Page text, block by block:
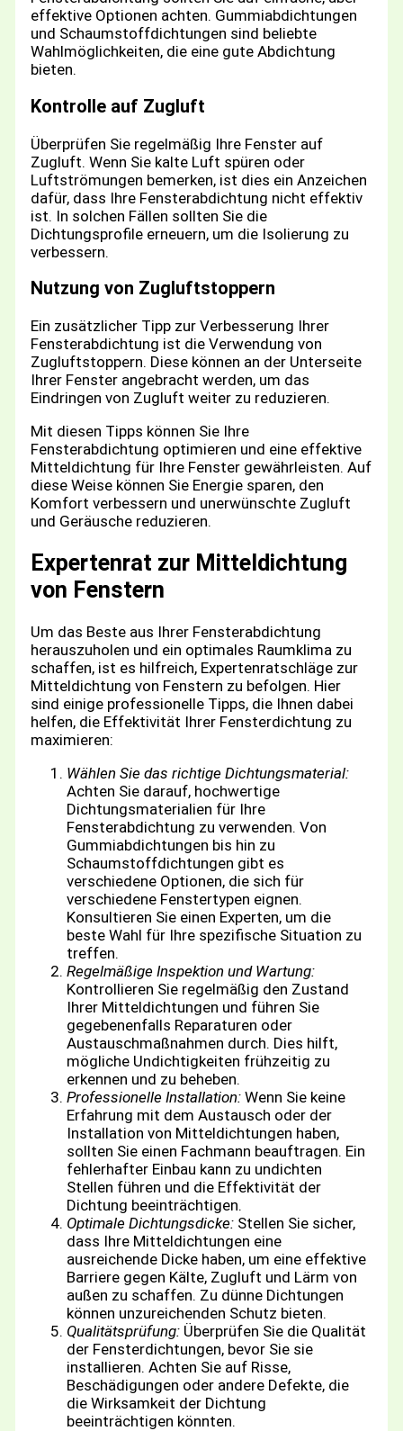
effektive Optionen achten. Gummiabdichtungen
und Schaumstoffdichtungen sind beliebte
Wahlmöglichkeiten, die eine gute Abdichtung
bieten.
Kontrolle auf Zugluft
Überprüfen Sie regelmäßig Ihre Fenster auf
Zugluft. Wenn Sie kalte Luft spüren oder
Luftströmungen bemerken, ist dies ein Anzeichen
dafür, dass Ihre Fensterabdichtung nicht effektiv
ist. In solchen Fällen sollten Sie die
Dichtungsprofile erneuern, um die Isolierung zu
verbessern.
Nutzung von Zugluftstoppern
Ein zusätzlicher Tipp zur Verbesserung Ihrer
Fensterabdichtung ist die Verwendung von
Zugluftstoppern. Diese können an der Unterseite
Ihrer Fenster angebracht werden, um das
Eindringen von Zugluft weiter zu reduzieren.
Mit diesen Tipps können Sie Ihre
Fensterabdichtung optimieren und eine effektive
Mitteldichtung für Ihre Fenster gewährleisten. Auf
diese Weise können Sie Energie sparen, den
Komfort verbessern und unerwünschte Zugluft
und Geräusche reduzieren.
Expertenrat zur Mitteldichtung
von Fenstern
Um das Beste aus Ihrer Fensterabdichtung
herauszuholen und ein optimales Raumklima zu
schaffen, ist es hilfreich, Expertenratschläge zur
Mitteldichtung von Fenstern zu befolgen. Hier
sind einige professionelle Tipps, die Ihnen dabei
helfen, die Effektivität Ihrer Fensterdichtung zu
maximieren:
Wählen Sie das richtige Dichtungsmaterial:
Achten Sie darauf, hochwertige
Dichtungsmaterialien für Ihre
Fensterabdichtung zu verwenden. Von
Gummiabdichtungen bis hin zu
Schaumstoffdichtungen gibt es
verschiedene Optionen, die sich für
verschiedene Fenstertypen eignen.
Konsultieren Sie einen Experten, um die
beste Wahl für Ihre spezifische Situation zu
treffen.
Regelmäßige Inspektion und Wartung:
Kontrollieren Sie regelmäßig den Zustand
Ihrer Mitteldichtungen und führen Sie
gegebenenfalls Reparaturen oder
Austauschmaßnahmen durch. Dies hilft,
mögliche Undichtigkeiten frühzeitig zu
erkennen und zu beheben.
Professionelle Installation: Wenn Sie keine
Erfahrung mit dem Austausch oder der
Installation von Mitteldichtungen haben,
sollten Sie einen Fachmann beauftragen. Ein
fehlerhafter Einbau kann zu undichten
Stellen führen und die Effektivität der
Dichtung beeinträchtigen.
Optimale Dichtungsdicke: Stellen Sie sicher,
dass Ihre Mitteldichtungen eine
ausreichende Dicke haben, um eine effektive
Barriere gegen Kälte, Zugluft und Lärm von
außen zu schaffen. Zu dünne Dichtungen
können unzureichenden Schutz bieten.
Qualitätsprüfung: Überprüfen Sie die Qualität
der Fensterdichtungen, bevor Sie sie
installieren. Achten Sie auf Risse,
Beschädigungen oder andere Defekte, die
die Wirksamkeit der Dichtung
beeinträchtigen könnten.